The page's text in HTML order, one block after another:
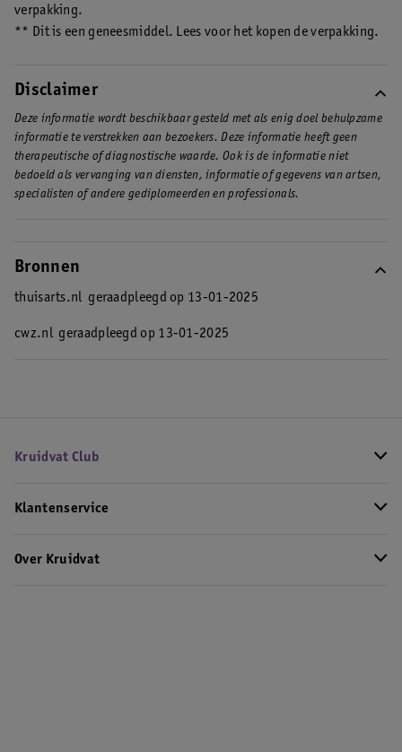
verpakking.
** Dit is een geneesmiddel. Lees voor het kopen de verpakking.
Disclaimer
Deze informatie wordt beschikbaar gesteld met als enig doel behulpzame
informatie te verstrekken aan bezoekers. Deze informatie heeft geen
therapeutische of diagnostische waarde. Ook is de informatie niet
bedoeld als vervanging van diensten, informatie of gegevens van artsen,
specialisten of andere gediplomeerden en professionals.
Bronnen
thuisarts.nl geraadpleegd op 13-01-2025
cwz.nl geraadpleegd op 13-01-2025
Kruidvat Club
Klantenservice
Over Kruidvat